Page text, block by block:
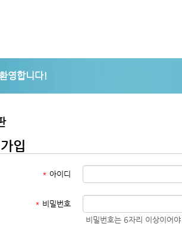
입
* 아이디
* 비밀번호
비밀번호는 6자리 이상이어